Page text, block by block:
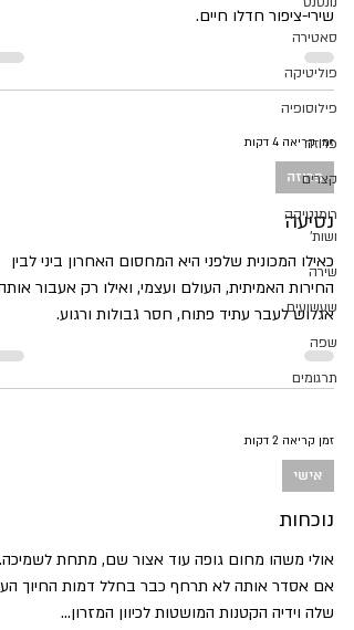
סאטירה
פוליטיקה
פילוסופיה
פרוזה
קצרים
רומנטיקה
ושות'
שירה
שעשועים
שפה
תרגומים
שירי-ציפור חדלו חיים.
זמן קריאה 4 דקות
פרוזה
נסיעה
כאילו המכונית שלפני היא המחסום האחרון ביני לבין
החירות האמיתית, העולם ועצמי, ואילו רק אעבור
אגלוש לעבר עתיד פתוח, חסר גבולות ורגוע.
זמן קריאה 2 דקות
אישי
נוכחות
אולי משהו מחום גופה עוד אצור שם, מתחת לשמיכה.
אם אסדר אותה לא תרחף כבר בחלל דמות החיוך
שלה וידיה הקטנות המושטות לכיוון המזרון...